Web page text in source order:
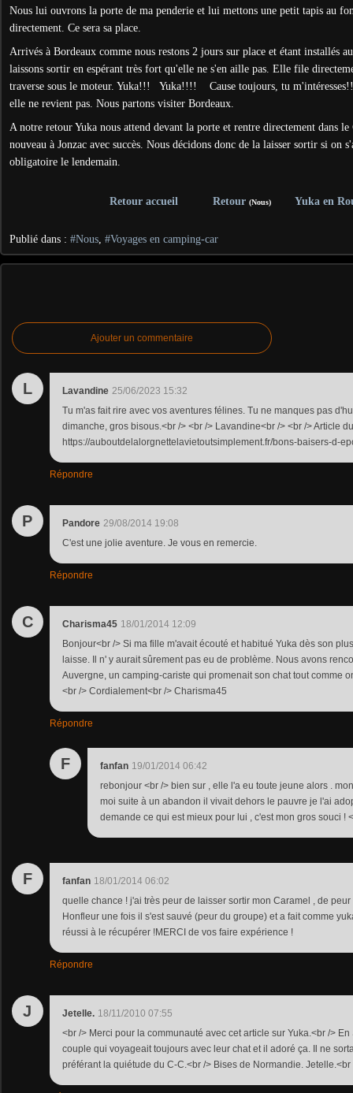
Nous lui ouvrons la porte de ma penderie et lui mettons une petit tapis au
directement. Ce sera sa place.
Arrivés à Bordeaux comme nous restons 2 jours sur place et étant installés
laissons sortir en espérant très fort qu'elle ne s'en aille pas. Elle file
traverse sous le moteur. Yuka!!! Yuka!!!! Cause toujours, tu
elle ne revient pas. Nous partons visiter Bordeaux.
A notre retour Yuka nous attend devant la porte et rentre directement dans
nouveau à Jonzac avec succès. Nous décidons donc de la laisser sortir si on
obligatoire le lendemain.
Retour accueil Retour (Nous) Yuka en
Publié dans : #Nous, #Voyages en camping-car
Ajouter un commentaire
L Lavandine 25/06/2023 15:32
Tu m'as fait rire avec vos aventures félines. Tu ne manques pas
dimanche, gros bisous.<br /> <br /> Lavandine<br /> <br /> Article
https://auboutdelalorgnettelavietoutsimplement.fr/bons-baisers-d-
Répondre
P Pandore 29/08/2014 19:08
C'est une jolie aventure. Je vous en remercie.
Répondre
C Charisma45 18/01/2014 12:09
Bonjour<br /> Si ma fille m'avait écouté et habitué Yuka dès son
laisse. Il n' y aurait sûrement pas eu de problème. Nous avons
Auvergne, un camping-cariste qui promenait son chat tout comme
<br /> Cordialement<br /> Charisma45
Répondre
F fanfan 19/01/2014 06:42
rebonjour <br /> bien sur , elle l'a eu toute jeune alors .
moi suite à un abandon il vivait dehors le pauvre je l'ai
demande ce qui est mieux pour lui , c'est mon gros souci !
F fanfan 18/01/2014 06:02
quelle chance ! j'ai très peur de laisser sortir mon Caramel , de
Honfleur une fois il s'est sauvé (peur du groupe) et a fait comme
réussi à le récupérer !MERCI de vos faire expérience !
Répondre
J Jetelle. 18/11/2010 07:55
<br /> Merci pour la communauté avec cet article sur Yuka.<br />
couple qui voyageait toujours avec leur chat et il adoré ça. Il ne
préférant la quiétude du C-C.<br /> Bises de Normandie. Jetelle.<br